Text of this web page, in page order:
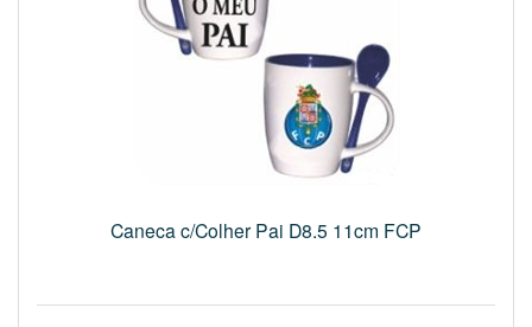
Caneca c/Colher Pai D8.5 11cm FCP